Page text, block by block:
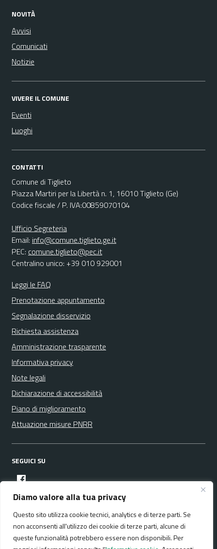
Diamo valore alla tua privacy
Questo sito utilizza cookie tecnici, analytics e di terze parti. Se
non acconsenti all'utilizzo dei cookie di terze parti, alcune di
queste funzionalità potrebbero essere non disponibili. Per
NOVITÀ
Avvisi
Comunicati
Notizie
VIVERE IL COMUNE
Eventi
Luoghi
CONTATTI
Comune di Tiglieto
Piazza Martiri per la Libertà n. 1, 16010 Tiglieto (Ge)
Codice fiscale / P. IVA:00859070104
Ufficio Segreteria
Email: info@comune.tiglieto.ge.it
PEC: comune.tiglieto@pec.it
Centralino unico: +39 010 929001
Leggi le FAQ
Prenotazione appuntamento
Segnalazione disservizio
Richiesta assistenza
Amministrazione trasparente
Informativa privacy
Note legali
Dichiarazione di accessibilità
Piano di miglioramento
Attuazione misure PNRR
SEGUICI SU
facebook
Media policy Mappa del sito